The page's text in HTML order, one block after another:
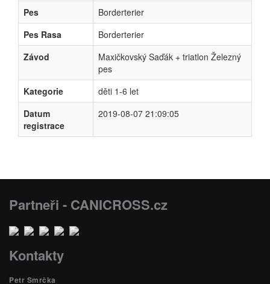
Pes
Borderterier
Pes Rasa
Borderterier
Závod
Maxičkovský Saďák + triatlon Železný
pes
Kategorie
děti 1-6 let
Datum
registrace
2019-08-07 21:09:05
Partneři - CANICROSS.cz
Kontakty
Petr Smrčka